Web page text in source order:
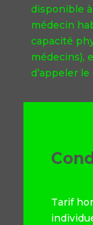
disponible à
médecin
capacité
médecins),
d’appeler
Tarif